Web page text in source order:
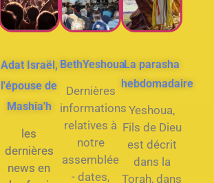
Adat Israël,
l'épouse de
Mashia'h
les
dernières
news en
BethYeshoua
Dernières
informations
relatives à
notre
assemblée
- dates,
La parasha
hebdomadaire
Yeshoua,
Fils de Dieu
est décrit
dans la
Torah, dans